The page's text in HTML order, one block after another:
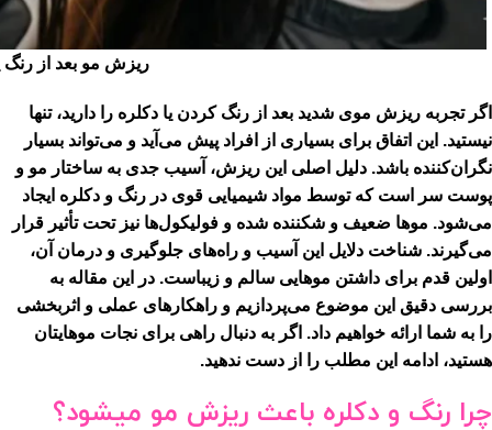
ریزش مو بعد از رنگ
اگر تجربه ریزش موی شدید بعد از رنگ کردن یا دکلره را دارید، تنها
نیستید. این اتفاق برای بسیاری از افراد پیش می‌آید و می‌تواند بسیار
نگران‌کننده باشد. دلیل اصلی این ریزش، آسیب جدی به ساختار مو و
پوست سر است که توسط مواد شیمیایی قوی در رنگ و دکلره ایجاد
می‌شود. موها ضعیف و شکننده شده و فولیکول‌ها نیز تحت تأثیر قرار
می‌گیرند. شناخت دلایل این آسیب و راه‌های جلوگیری و درمان آن،
اولین قدم برای داشتن موهایی سالم و زیباست. در این مقاله به
بررسی دقیق این موضوع می‌پردازیم و راهکارهای عملی و اثربخشی
را به شما ارائه خواهیم داد. اگر به دنبال راهی برای نجات موهایتان
هستید، ادامه این مطلب را از دست ندهید.
چرا رنگ و دکلره باعث ریزش مو میشود؟